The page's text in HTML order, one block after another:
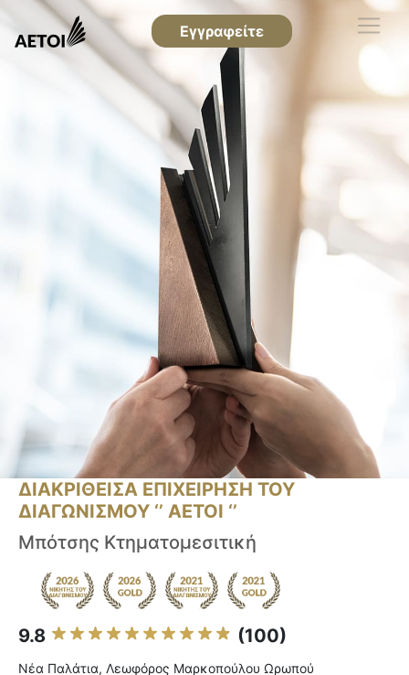
Εγγραφείτε
ΔΙΑΚΡΙΘΕΙΣΑ ΕΠΙΧΕΙΡΗΣΗ ΤΟΥ
ΔΙΑΓΩΝΙΣΜΟΥ ‘’ ΑΕΤΟΙ ‘’
Μπότσης Κτηματομεσιτική
9.8 (100)
Νέα Παλάτια, Λεωφόρος Μαρκοπούλου Ωρωπού